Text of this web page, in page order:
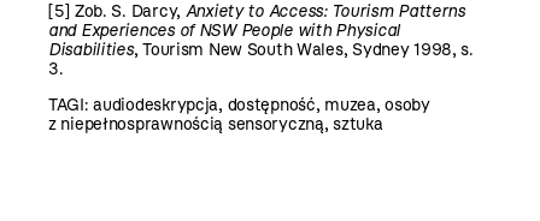
[5] Zob. S. Darcy, Anxiety to Access: Tourism Patterns
and Experiences of NSW People with Physical
Disabilities, Tourism New South Wales, Sydney 1998, s.
3.
TAGI:audiodeskrypcja, dostępność, muzea,osoby
z niepełnosprawnością sensoryczną,sztuka